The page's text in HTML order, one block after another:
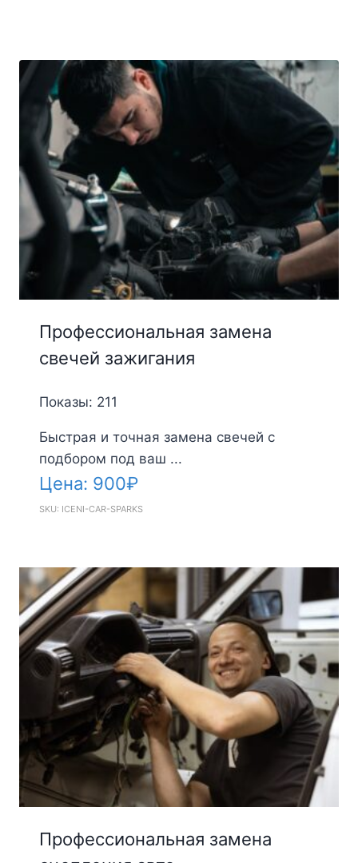
Профессиональная замена
свечей зажигания
Показы: 211
Быстрая и точная замена свечей с
подбором под ваш ...
Цена: 900₽
SKU: ICENI-CAR-SPARKS
Профессиональная замена